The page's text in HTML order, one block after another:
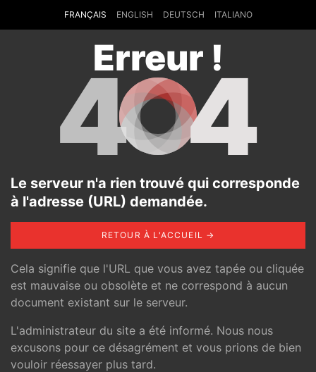
FRANÇAIS ENGLISH DEUTSCH ITALIANO
Erreur !
4 4
Le serveur n'a rien trouvé qui corresponde
à l'adresse (URL) demandée.
RETOUR À L'ACCUEIL →
Cela signifie que l'URL que vous avez tapée ou cliquée
est mauvaise ou obsolète et ne correspond à aucun
document existant sur le serveur.
L'administrateur du site a été informé. Nous nous
excusons pour ce désagrément et vous prions de bien
vouloir réessayer plus tard.